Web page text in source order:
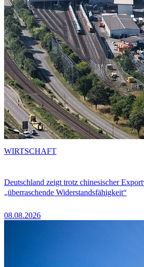
Deutschland zeigt trotz chinesischer
„überraschende Widerstandsfähigkeit“
08.08.2026
WIRTSCHAFT